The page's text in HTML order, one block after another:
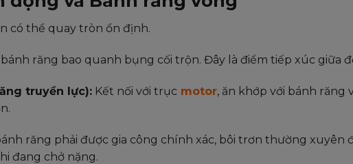
có thể quay tròn ổn định.
răng bao quanh bụng cối trộn. Đây là điểm tiếp xúc giữa
truyền lực):Kết nối với trụcmotor, ăn khớp với bánh răng
răng phải được gia công chính xác, bôi trơn thường xuyên
đang chở nặng.